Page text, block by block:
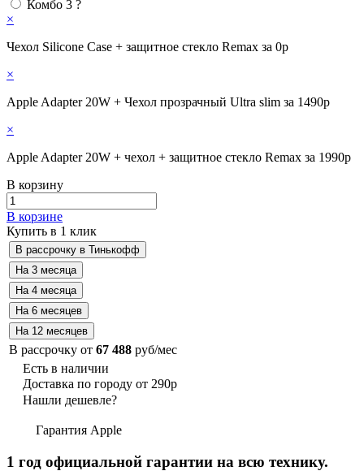
Комбо 3 ?
×
Чехол Silicone Case + защитное стекло Remax за 0р
×
Apple Adapter 20W + Чехол прозрачный Ultra slim за 1490р
×
Apple Adapter 20W + чехол + защитное стекло Remax за 1990р
В корзину
В корзине
Купить в 1 клик
В рассрочку от 67 488 руб/мес
Есть в наличии
Доставка по городу от 290р
Нашли дешевле?
Гарантия Apple
1 год официальной гарантии на всю технику.